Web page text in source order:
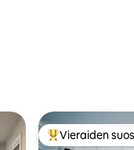
Vieraiden
Vieraiden